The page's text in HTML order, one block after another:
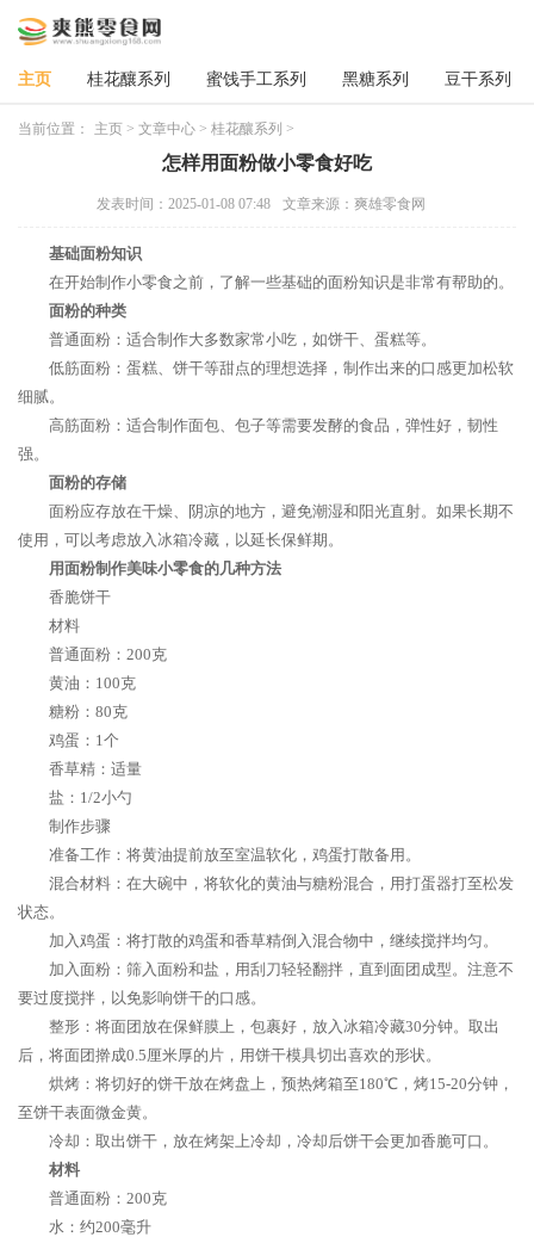
主页 桂花釀系列 蜜饯手工系列 黑糖系列 豆干系列
当前位置： 主页 > 文章中心 > 桂花釀系列 >
怎样用面粉做小零食好吃
发表时间：2025-01-08 07:48 文章来源：爽雄零食网
基础面粉知识
在开始制作小零食之前，了解一些基础的面粉知识是非常有帮助的。
面粉的种类
普通面粉：适合制作大多数家常小吃，如饼干、蛋糕等。
低筋面粉：蛋糕、饼干等甜点的理想选择，制作出来的口感更加松软
细腻。
高筋面粉：适合制作面包、包子等需要发酵的食品，弹性好，韧性
强。
面粉的存储
面粉应存放在干燥、阴凉的地方，避免潮湿和阳光直射。如果长期不
使用，可以考虑放入冰箱冷藏，以延长保鲜期。
用面粉制作美味小零食的几种方法
香脆饼干
材料
普通面粉：200克
黄油：100克
糖粉：80克
鸡蛋：1个
香草精：适量
盐：1/2小勺
制作步骤
准备工作：将黄油提前放至室温软化，鸡蛋打散备用。
混合材料：在大碗中，将软化的黄油与糖粉混合，用打蛋器打至松发
状态。
加入鸡蛋：将打散的鸡蛋和香草精倒入混合物中，继续搅拌均匀。
加入面粉：筛入面粉和盐，用刮刀轻轻翻拌，直到面团成型。注意不
要过度搅拌，以免影响饼干的口感。
整形：将面团放在保鲜膜上，包裹好，放入冰箱冷藏30分钟。取出
后，将面团擀成0.5厘米厚的片，用饼干模具切出喜欢的形状。
烘烤：将切好的饼干放在烤盘上，预热烤箱至180℃，烤15-20分钟，
至饼干表面微金黄。
冷却：取出饼干，放在烤架上冷却，冷却后饼干会更加香脆可口。
材料
普通面粉：200克
水：约200毫升